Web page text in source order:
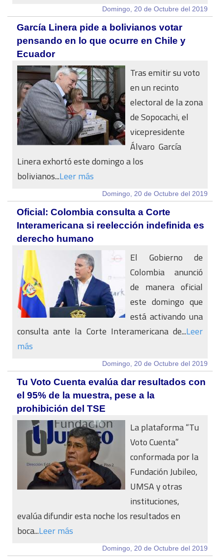
Domingo, 20 de Octubre del 2019
García Linera pide a bolivianos votar
pensando en lo que ocurre en Chile y
Ecuador
Tras emitir su voto
en un recinto
electoral de la zona
de Sopocachi, el
vicepresidente
Álvaro García
Linera exhortó este domingo a los
bolivianos...Leer más
Domingo, 20 de Octubre del 2019
Oficial: Colombia consulta a Corte
Interamericana si reelección indefinida es
derecho humano
El Gobierno de
Colombia anunció
de manera oficial
este domingo que
está activando una
consulta ante la Corte Interamericana de...Leer
más
Domingo, 20 de Octubre del 2019
Tu Voto Cuenta evalúa dar resultados con
el 95% de la muestra, pese a la
prohibición del TSE
La plataforma “Tu
Voto Cuenta”
conformada por la
Fundación Jubileo,
UMSA y otras
instituciones,
evalúa difundir esta noche los resultados en
boca...Leer más
Domingo, 20 de Octubre del 2019